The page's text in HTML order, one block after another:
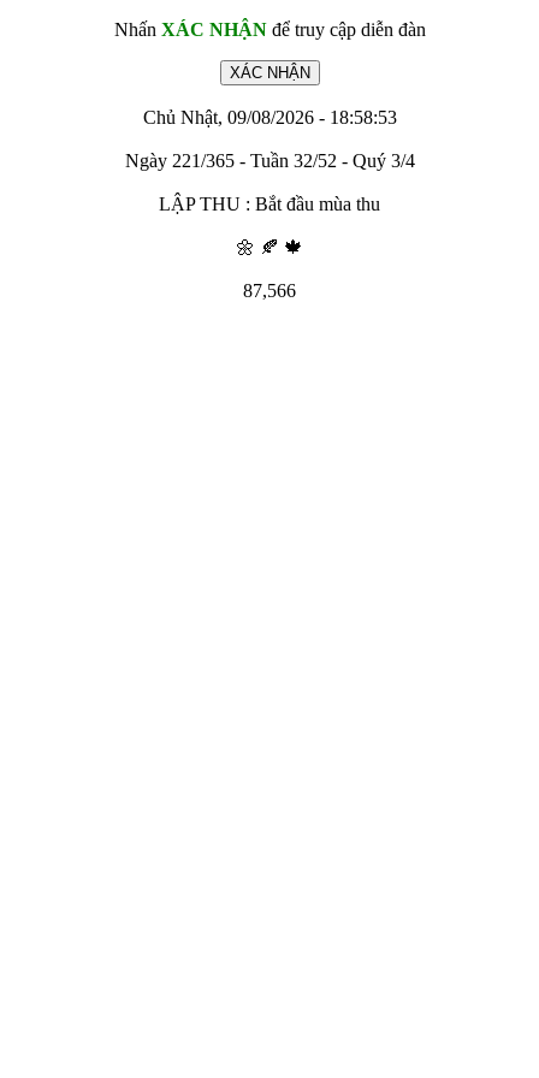
Nhấn XÁC NHẬNđể truy cập diễn đàn
Chủ Nhật, 09/08/2026 - 18:58:53
Ngày 221/365 - Tuần 32/52 - Quý 3/4
LẬP THU : Bắt đầu mùa thu
🌼 🍂 🍁
87,566